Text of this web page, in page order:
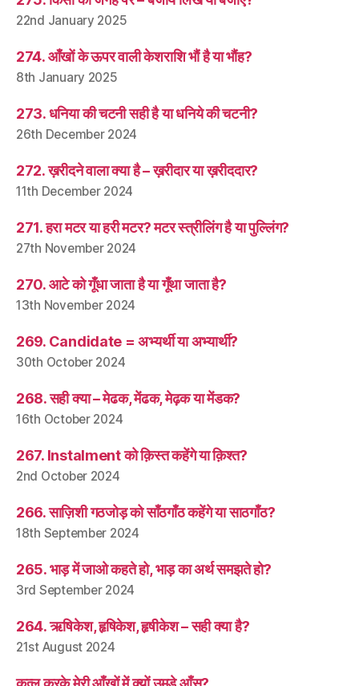
22nd January 2025
274. आँखों के ऊपर वाली केशराशि भौं है या भौंह?
8th January 2025
273. धनिया की चटनी सही है या धनिये की चटनी?
26th December 2024
272. ख़रीदने वाला क्या है – ख़रीदार या ख़रीददार?
11th December 2024
271. हरा मटर या हरी मटर? मटर स्त्रीलिंग है या पुल्लिंग?
27th November 2024
270. आटे को गूँधा जाता है या गूँथा जाता है?
13th November 2024
269. Candidate = अभ्यर्थी या अभ्यार्थी?
30th October 2024
268. सही क्या – मेढक, मेंढक, मेढ़क या मेंडक?
16th October 2024
267. Instalment को क़िस्त कहेंगे या क़िश्त?
2nd October 2024
266. साज़िशी गठजोड़ को साँठगाँठ कहेंगे या साठगाँठ?
18th September 2024
265. भाड़ में जाओ कहते हो, भाड़ का अर्थ समझते हो?
3rd September 2024
264. ऋषिकेश, हृषिकेश, हृषीकेश – सही क्या है?
21st August 2024